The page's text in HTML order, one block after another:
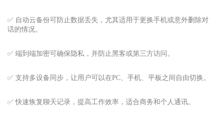
✅ 自动云备份可防止数据丢失，尤其适用于更换手机或意外删除对
话的情况。
✅ 端到端加密可确保隐私，并防止黑客或第三方访问。
✅ 支持多设备同步，让用户可以在PC、手机、平板之间自由切换。
✅ 快速恢复聊天记录，提高工作效率，适合商务和个人通讯。